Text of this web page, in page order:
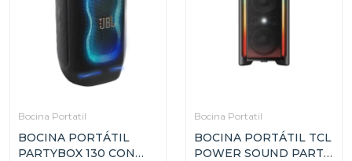
Bocina Portatil
BOCINA PORTÁTIL
PARTYBOX 130 CON
Bocina Portatil
BOCINA PORTÁTIL TCL
POWER SOUND PARTY